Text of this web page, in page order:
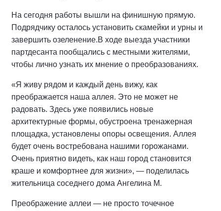
На сегодня работы вышли на финишную прямую.
Подрядчику осталось установить скамейки и урны и
завершить озеленение.В ходе выезда участники
партдесанта пообщались с местными жителями,
чтобы лично узнать их мнение о преобразованиях.
«Я живу рядом и каждый день вижу, как
преображается наша аллея. Это не может не
радовать. Здесь уже появились новые
архитектурные формы, обустроена тренажерная
площадка, установлены опоры освещения. Аллея
будет очень востребована нашими горожанами.
Очень приятно видеть, как наш город становится
краше и комфортнее для жизни», — поделилась
жительница соседнего дома Ангелина М.
Преображение аллеи — не просто точечное